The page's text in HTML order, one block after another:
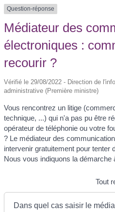
Question-réponse
Médiateur des
électroniques :
recourir ?
Vérifié le 29/08/2022 - Direction de
administrative (Première ministre)
Vous rencontrez un litige
technique, ...) qui n'a pas pu être
opérateur de téléphonie ou votre
? Le médiateur des
intervenir gratuitement pour tenter
Nous vous indiquons la démarche
Tout
Dans quel cas saisir le